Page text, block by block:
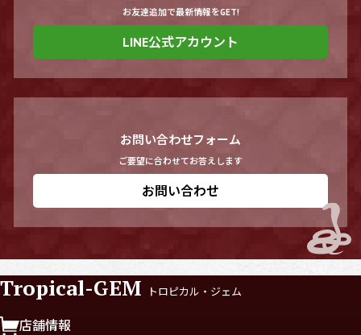
お友達追加で最新情報をGET!
LINE公式アカウント
お問い合わせフォーム
ご要望に合わせてお答えします
お問い合わせ
Tropical-GEM トロピカル・ジェム
店舗情報